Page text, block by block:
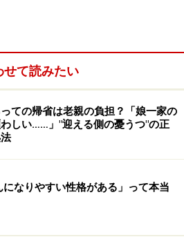
メントはどこでも起こる
加害者の巧みな操作によって人
はダメな人」と思い込んでしま
は「一緒にいる私は、いつも迷
を受けているのは私の方だ」
せて読みたい
ての帰省は老親の負担？「娘一家の
しい……」"迎える側の憂うつ"の正
になりやすい性格がある」って本当